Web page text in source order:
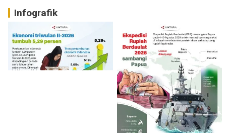
Infografik